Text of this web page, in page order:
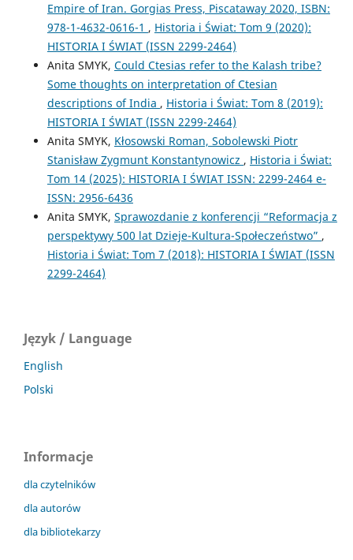
Empire of Iran. Gorgias Press, Piscataway 2020, ISBN:
978-1-4632-0616-1 , Historia i Świat: Tom 9 (2020):
HISTORIA I ŚWIAT (ISSN 2299-2464)
Anita SMYK, Could Ctesias refer to the Kalash tribe?
Some thoughts on interpretation of Ctesian
descriptions of India , Historia i Świat: Tom 8 (2019):
HISTORIA I ŚWIAT (ISSN 2299-2464)
Anita SMYK, Kłosowski Roman, Sobolewski Piotr
Stanisław Zygmunt Konstantynowicz , Historia i Świat:
Tom 14 (2025): HISTORIA I ŚWIAT ISSN: 2299-2464 e-
ISSN: 2956-6436
Anita SMYK, Sprawozdanie z konferencji “Reformacja z
perspektywy 500 lat Dzieje-Kultura-Społeczeństwo” ,
Historia i Świat: Tom 7 (2018): HISTORIA I ŚWIAT (ISSN
2299-2464)
Język / Language
English
Polski
Informacje
dla czytelników
dla autorów
dla bibliotekarzy